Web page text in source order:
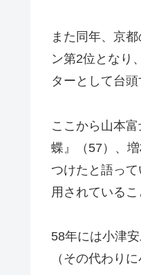
また同年、京
ン第2位となり
ターとして台頭
ここから山本
蝶』（57）、
つけたと語っ
用されている
58年には小津
（その代わり